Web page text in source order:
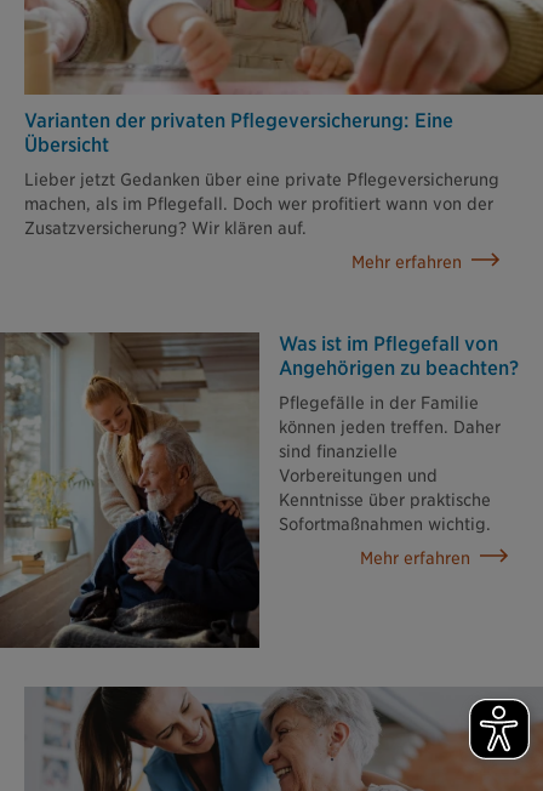
Varianten der privaten Pflege­versicherung: Eine
Übersicht
Lieber jetzt Gedanken über eine private Pflegeversicherung
machen, als im Pflegefall. Doch wer profitiert wann von der
Zusatzversicherung? Wir klären auf.
Mehr erfahren
Was ist im Pflegefall von
Angehörigen zu beachten?
Pflegefälle in der Familie
können jeden treffen. Daher
sind finanzielle
Vorbereitungen und
Kenntnisse über praktische
Sofortmaßnahmen wichtig.
Mehr erfahren